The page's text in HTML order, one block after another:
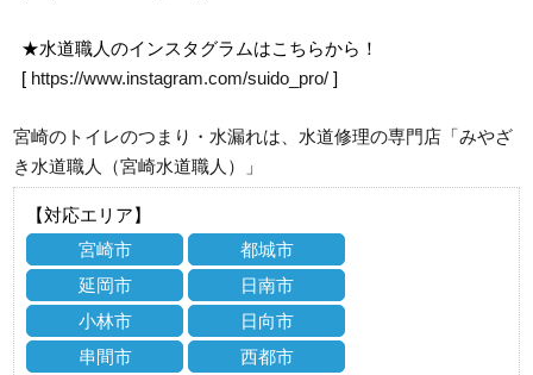
★水道職人のインスタグラムはこちらから！
[ https://www.instagram.com/suido_pro/ ]
宮崎のトイレのつまり・水漏れは、水道修理の専門店「みやざ
き水道職人（宮崎水道職人）」
【対応エリア】
宮崎市
都城市
延岡市
日南市
小林市
日向市
串間市
西都市